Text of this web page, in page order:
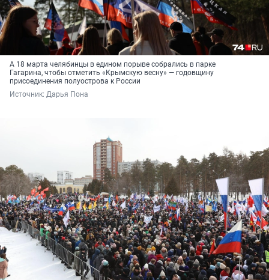
А 18 марта челябинцы в едином порыве собрались в парке
Гагарина, чтобы отметить «Крымскую весну» — годовщину
присоединения полуострова к России
Источник: Дарья Пона